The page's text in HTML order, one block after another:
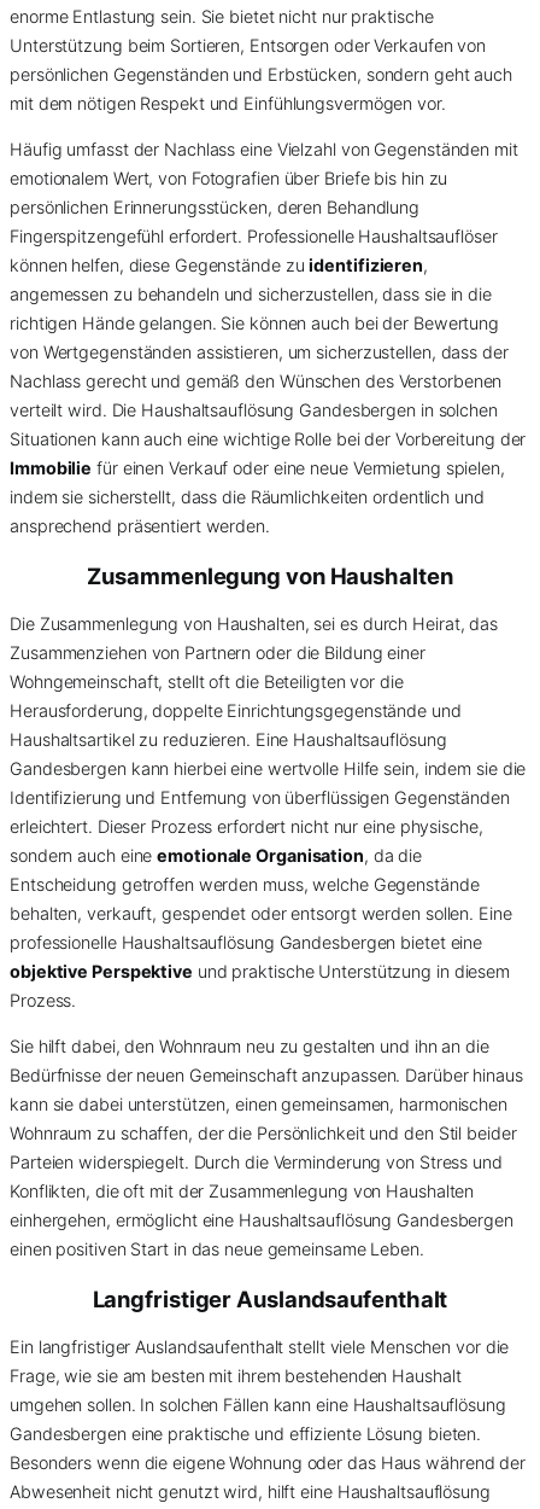
enorme Entlastung sein. Sie bietet nicht nur praktische
Unterstützung beim Sortieren, Entsorgen oder Verkaufen von
persönlichen Gegenständen und Erbstücken, sondern geht auch
mit dem nötigen Respekt und Einfühlungsvermögen vor.
Häufig umfasst der Nachlass eine Vielzahl von Gegenständen mit
emotionalem Wert, von Fotografien über Briefe bis hin zu
persönlichen Erinnerungsstücken, deren Behandlung
Fingerspitzengefühl erfordert. Professionelle Haushaltsauflöser
können helfen, diese Gegenstände zuidentifizieren,
angemessen zu behandeln und sicherzustellen, dass sie in die
richtigen Hände gelangen. Sie können auch bei der Bewertung
von Wertgegenständen assistieren, um sicherzustellen, dass der
Nachlass gerecht und gemäß den Wünschen des Verstorbenen
verteilt wird. Die Haushaltsauflösung Gandesbergen in solchen
Situationen kann auch eine wichtige Rolle bei der Vorbereitung der
Immobilie für einen Verkauf oder eine neue Vermietung spielen,
indem sie sicherstellt, dass die Räumlichkeiten ordentlich und
ansprechend präsentiert werden.
Zusammenlegung von Haushalten
Die Zusammenlegung von Haushalten, sei es durch Heirat, das
Zusammenziehen von Partnern oder die Bildung einer
Wohngemeinschaft, stellt oft die Beteiligten vor die
Herausforderung, doppelte Einrichtungsgegenstände und
Haushaltsartikel zu reduzieren. Eine Haushaltsauflösung
Gandesbergen kann hierbei eine wertvolle Hilfe sein, indem sie die
Identifizierung und Entfernung von überflüssigen Gegenständen
erleichtert. Dieser Prozess erfordert nicht nur eine physische,
sondern auch eineemotionale Organisation, da die
Entscheidung getroffen werden muss, welche Gegenstände
behalten, verkauft, gespendet oder entsorgt werden sollen. Eine
professionelle Haushaltsauflösung Gandesbergen bietet eine
objektive Perspektive und praktische Unterstützung in diesem
Prozess.
Sie hilft dabei, den Wohnraum neu zu gestalten und ihn an die
Bedürfnisse der neuen Gemeinschaft anzupassen. Darüber hinaus
kann sie dabei unterstützen, einen gemeinsamen, harmonischen
Wohnraum zu schaffen, der die Persönlichkeit und den Stil beider
Parteien widerspiegelt. Durch die Verminderung von Stress und
Konflikten, die oft mit der Zusammenlegung von Haushalten
einhergehen, ermöglicht eine Haushaltsauflösung Gandesbergen
einen positiven Start in das neue gemeinsame Leben.
Langfristiger Auslandsaufenthalt
Ein langfristiger Auslandsaufenthalt stellt viele Menschen vor die
Frage, wie sie am besten mit ihrem bestehenden Haushalt
umgehen sollen. In solchen Fällen kann eine Haushaltsauflösung
Gandesbergen eine praktische und effiziente Lösung bieten.
Besonders wenn die eigene Wohnung oder das Haus während der
Abwesenheit nicht genutzt wird, hilft eine Haushaltsauflösung